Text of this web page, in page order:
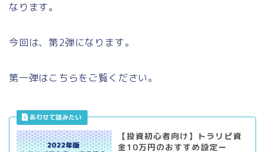
なります。
今回は、第2弾になります。
第一弾はこちらをご覧ください。
【投資初心者向け】トラリピ資
金10万円のおすすめ設定ー